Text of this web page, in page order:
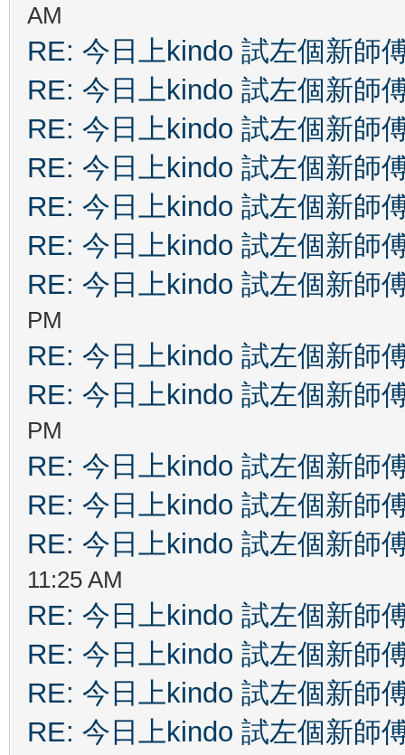
AM
RE: 今日上kindo 試左個新師
RE: 今日上kindo 試左個新師
RE: 今日上kindo 試左個新師
RE: 今日上kindo 試左個新師
RE: 今日上kindo 試左個新師
RE: 今日上kindo 試左個新師
RE: 今日上kindo 試左個新師
PM
RE: 今日上kindo 試左個新師
RE: 今日上kindo 試左個新師
PM
RE: 今日上kindo 試左個新師
RE: 今日上kindo 試左個新師
RE: 今日上kindo 試左個新師
11:25 AM
RE: 今日上kindo 試左個新師
RE: 今日上kindo 試左個新師
RE: 今日上kindo 試左個新師
RE: 今日上kindo 試左個新師